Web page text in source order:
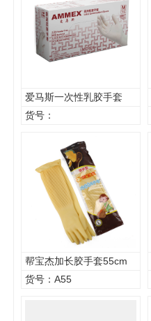
爱马斯一次性乳胶手套
货号：
帮宝杰加长胶手套55cm
货号：A55